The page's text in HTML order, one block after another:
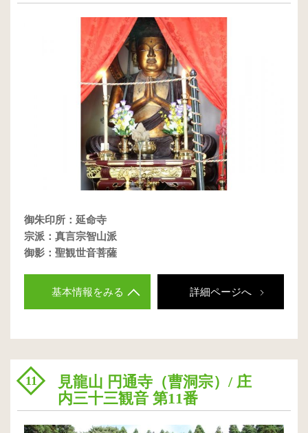
御朱印所：延命寺
宗派：真言宗智山派
御影：聖観世音菩薩
基本情報をみる 詳細ページへ
11
見龍山 円通寺（曹洞宗）/ 庄
内三十三観音 第11番